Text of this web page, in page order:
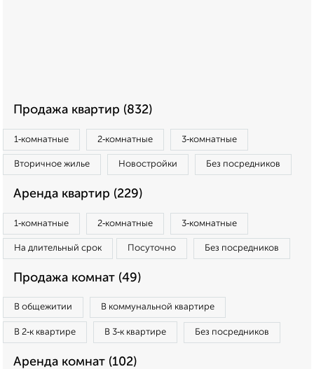
Продажа квартир (832)
1‑комнатные 2‑комнатные 3‑комнатные
Вторичное жилье Новостройки Без посредников
Аренда квартир (229)
1‑комнатные 2‑комнатные 3‑комнатные
На длительный срок Посуточно Без посредников
Продажа комнат (49)
В общежитии В коммунальной квартире
В 2‑к квартире В 3‑к квартире Без посредников
Аренда комнат (102)